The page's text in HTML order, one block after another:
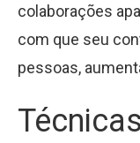
colaborações
com que seu
pessoas,